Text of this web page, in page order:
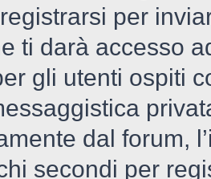
per
ti darà accesso
gli utenti ospiti
dal forum,
secondi per